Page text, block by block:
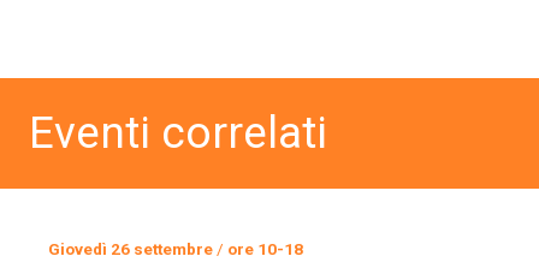
Eventi correlati
Giovedì 26 settembre / ore 10-18